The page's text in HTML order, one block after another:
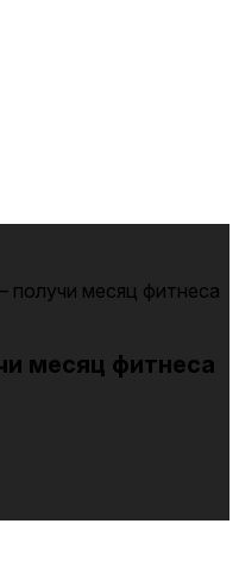
получи месяц фитнеса
месяц фитнеса